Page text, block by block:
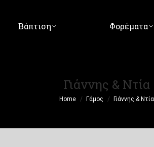
Βάπτιση Φορέματα
Γιάννης & Ντία
You are here:
Home Γάμος Γιάννης & Ντία